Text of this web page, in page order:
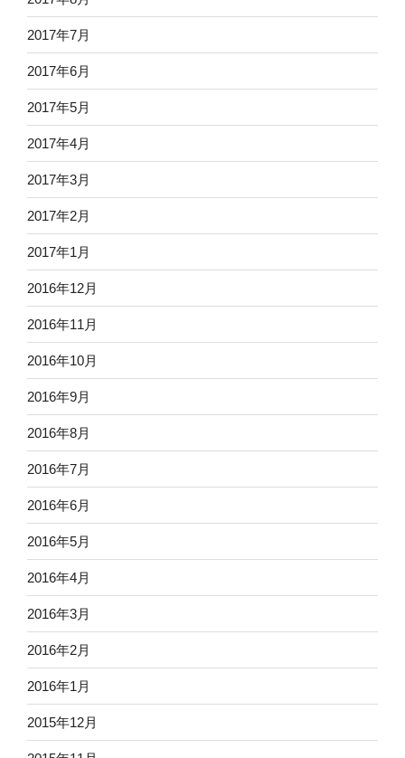
2017年7月
2017年6月
2017年5月
2017年4月
2017年3月
2017年2月
2017年1月
2016年12月
2016年11月
2016年10月
2016年9月
2016年8月
2016年7月
2016年6月
2016年5月
2016年4月
2016年3月
2016年2月
2016年1月
2015年12月